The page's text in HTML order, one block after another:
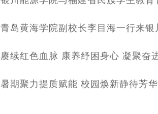
暑期聚力提质赋能 校园焕新静待芳华